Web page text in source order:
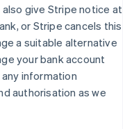
give Stripe notice at
or Stripe cancels this
a suitable alternative
your bank account
information
authorisation as we